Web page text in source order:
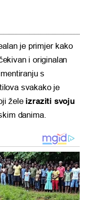
je primjer kako
i originalan
s
svakako je
želeizraziti svoju
danima.